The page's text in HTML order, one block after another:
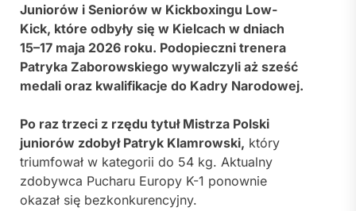
Juniorów i Seniorów w Kickboxingu Low-
Kick, które odbyły się w Kielcach w dniach
15–17 maja 2026 roku. Podopieczni trenera
Patryka Zaborowskiego wywalczyli aż sześć
medali oraz kwalifikacje do Kadry Narodowej.
Po raz trzeci z rzędu tytuł Mistrza Polski
juniorów zdobył Patryk Klamrowski, który
triumfował w kategorii do 54 kg. Aktualny
zdobywca Pucharu Europy K-1 ponownie
okazał się bezkonkurencyjny.